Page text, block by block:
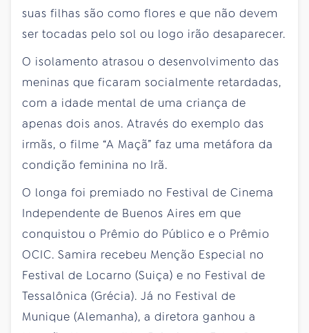
suas filhas são como flores e que não devem
ser tocadas pelo sol ou logo irão desaparecer.
O isolamento atrasou o desenvolvimento das
meninas que ficaram socialmente retardadas,
com a idade mental de uma criança de
apenas dois anos. Através do exemplo das
irmãs, o filme “A Maçã” faz uma metáfora da
condição feminina no Irã.
O longa foi premiado no Festival de Cinema
Independente de Buenos Aires em que
conquistou o Prêmio do Público e o Prêmio
OCIC. Samira recebeu Menção Especial no
Festival de Locarno (Suiça) e no Festival de
Tessalônica (Grécia). Já no Festival de
Munique (Alemanha), a diretora ganhou a